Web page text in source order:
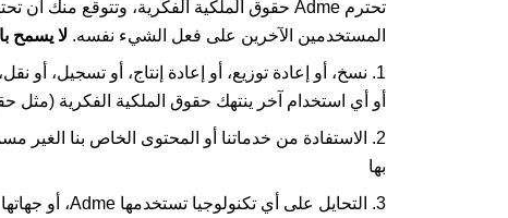
تحترم Adme حقوق الملكية الفكرية، وتتوقع منك أن
المستخدمين الآخرين على فعل الشيء نفسه. لا يسمح
1. نسخ، أو إعادة توزيع، أو إعادة إنتاج، أو تسجيل، أو
أو أي استخدام آخر ينتهك حقوق الملكية الفكرية (مثل
2. الاستفادة من خدماتنا أو المحتوى الخاص بنا
بها
3. التحايل على أي تكنولوجيا تستخدمها
Adme، أو